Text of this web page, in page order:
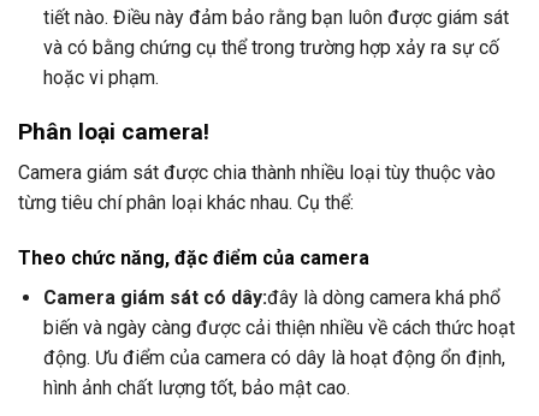
tiết nào. Điều này đảm bảo rằng bạn luôn được giám sát
và có bằng chứng cụ thể trong trường hợp xảy ra sự cố
hoặc vi phạm.
Phân loại camera!
Camera giám sát được chia thành nhiều loại tùy thuộc vào
từng tiêu chí phân loại khác nhau. Cụ thể:
Theo chức năng, đặc điểm của camera
Camera giám sát có dây:đây là dòng camera khá phổ
biến và ngày càng được cải thiện nhiều về cách thức hoạt
động. Ưu điểm của camera có dây là hoạt động ổn định,
hình ảnh chất lượng tốt, bảo mật cao.